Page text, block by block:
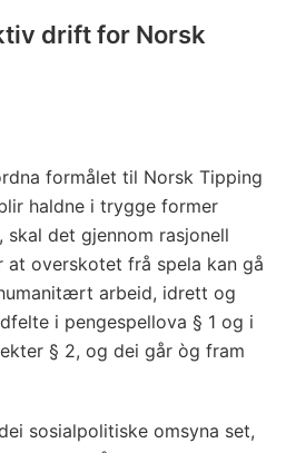
drift for Norsk
formålet til Norsk Tipping
haldne i trygge former
det gjennom rasjonell
overskotet frå spela kan gå
arbeid, idrett og
i pengespellova § 1 og i
§ 2, og dei går òg fram
sosialpolitiske omsyna set,